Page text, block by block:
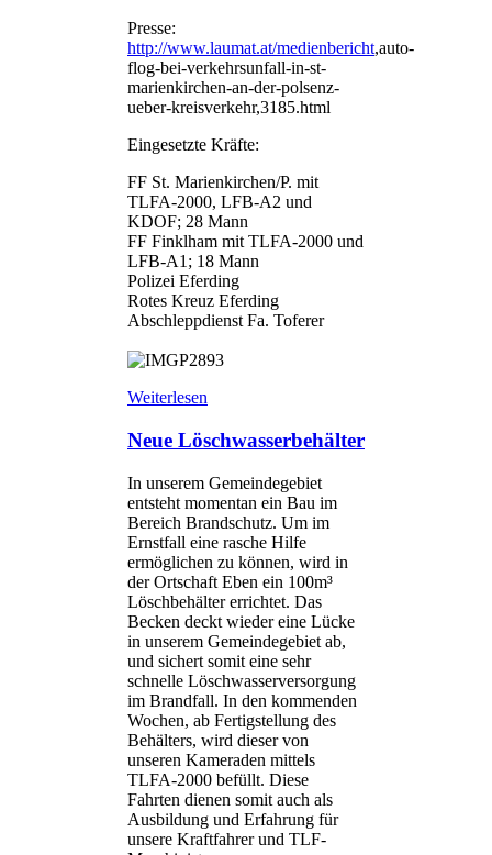
Presse:
http://www.laumat.at/medienbericht,auto-
flog-bei-verkehrsunfall-in-st-
marienkirchen-an-der-polsenz-
ueber-kreisverkehr,3185.html
Eingesetzte Kräfte:
FF St. Marienkirchen/P. mit
TLFA-2000, LFB-A2 und
KDOF; 28 Mann
FF Finklham mit TLFA-2000 und
LFB-A1; 18 Mann
Polizei Eferding
Rotes Kreuz Eferding
Abschleppdienst Fa. Toferer
Weiterlesen
Neue Löschwasserbehälter
In unserem Gemeindegebiet
entsteht momentan ein Bau im
Bereich Brandschutz. Um im
Ernstfall eine rasche Hilfe
ermöglichen zu können, wird in
der Ortschaft Eben ein 100m³
Löschbehälter errichtet. Das
Becken deckt wieder eine Lücke
in unserem Gemeindegebiet ab,
und sichert somit eine sehr
schnelle Löschwasserversorgung
im Brandfall. In den kommenden
Wochen, ab Fertigstellung des
Behälters, wird dieser von
unseren Kameraden mittels
TLFA-2000 befüllt. Diese
Fahrten dienen somit auch als
Ausbildung und Erfahrung für
unsere Kraftfahrer und TLF-